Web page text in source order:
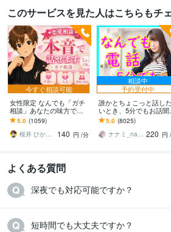
このサービスを見た人はこちらもチ
今すぐ相談可能
女性限定 なんでも「ガチ
相談」あなたの味方で話
ます 男性目線で、あなた
の恋の“答え”を言葉にしま
す。
5.0 (1059)
桜井 ひかる｜経験豊富の恋愛相談室
140 円 /分
相談中
予約受付中
誰かとちょこっと話した
いとき、5分でもお話聞
ます 疲れた～、でもカウ
ンセリングじゃない、な
んとなく雑談聞いて～
5.0 (8025)
ナナミ_nanami 220 円
よくある質問
深夜でも対応可能ですか？
短時間でも大丈夫ですか？